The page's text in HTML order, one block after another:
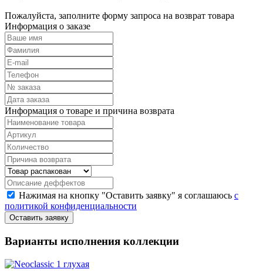
Пожалуйста, заполните форму запроса на возврат товара
Информация о заказе
Информация о товаре и причина возврата
Нажимая на кнопку "Оставить заявку" я соглашаюсь с
политикой конфиденциальности
Варианты исполнения коллекции